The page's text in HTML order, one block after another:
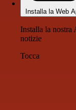
Installa la Web
Installa la nostra
notizie
Tocca